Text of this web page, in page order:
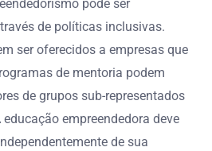
pode ser
de políticas inclusivas.
ser oferecidos a empresas que
de mentoria podem
de grupos sub-representados
empreendedora deve
de sua